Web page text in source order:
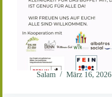
Salam März 16, 2026